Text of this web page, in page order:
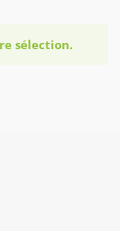
sélection.